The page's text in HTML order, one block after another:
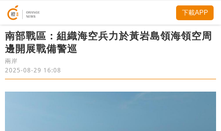
​南部戰區：組織海空兵力於黃岩島領海領空周
邊開展戰備警巡
兩岸
2025-08-29 16:08
下載APP